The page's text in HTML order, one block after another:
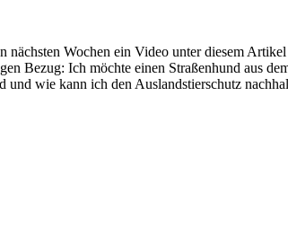
Wochen ein Video unter diesem
Bezug: Ich möchte einen Straßenhund aus
und wie kann ich den Auslandstierschutz